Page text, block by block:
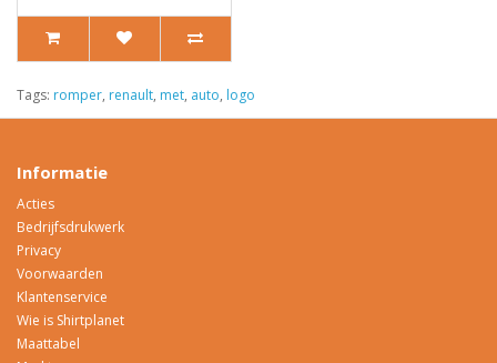
Tags: romper, renault, met, auto, logo
Informatie
Acties
Bedrijfsdrukwerk
Privacy
Voorwaarden
Klantenservice
Wie is Shirtplanet
Maattabel